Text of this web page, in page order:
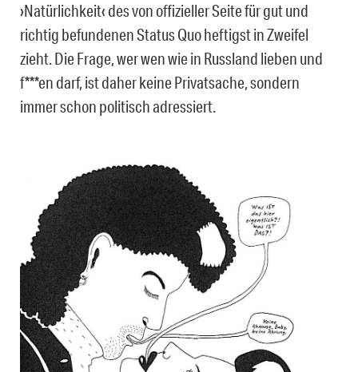
›Natürlichkeit‹ des von offizieller Seite für gut und
richtig befundenen Status Quo heftigst in Zweifel
zieht. Die Frage, wer wen wie in Russland lieben und
f***en darf, ist daher keine Privatsache, sondern
immer schon politisch adressiert.